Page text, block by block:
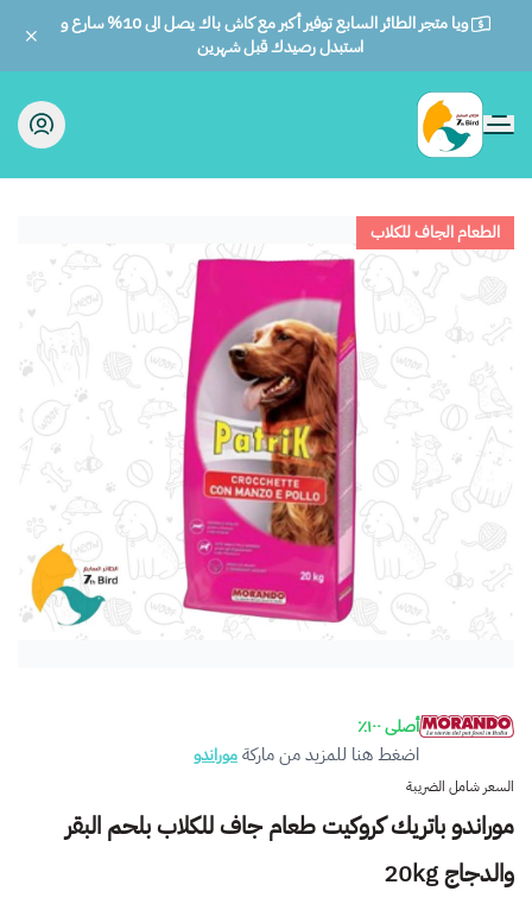
ويا متجر الطائر السابع توفير أكبر مع كاش باك يصل الى 10% سارع و
استبدل رصيدك قبل شهرين
الطائر السابع للحيوانات
الطعام الجاف للكلاب
أصلى ١٠٠٪
اضغط هنا للمزيد من ماركةموراندو
السعر شامل الضريبة
موراندو باتريك كروكيت طعام جاف للكلاب بلحم البقر
والدجاج 20kg